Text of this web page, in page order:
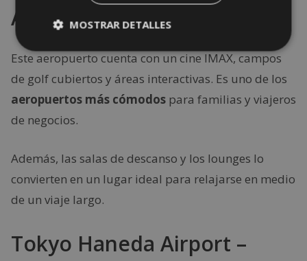
Airport – China
Este aeropuerto cuenta con un cine IMAX, campos
de golf cubiertos y áreas interactivas. Es uno de los
aeropuertos más cómodos para familias y viajeros
de negocios.
Además, las salas de descanso y los lounges lo
convierten en un lugar ideal para relajarse en medio
de un viaje largo.
Tokyo Haneda Airport –
MOSTRAR DETALLES